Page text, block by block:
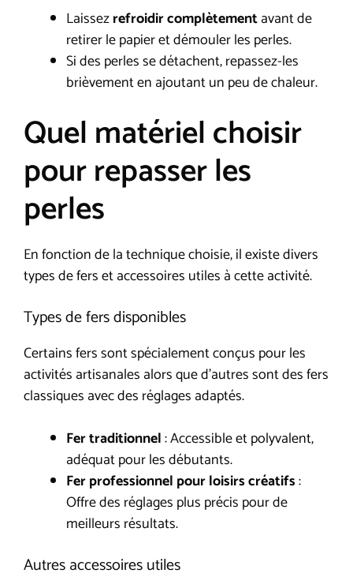
Laissezrefroidir complètementavant de
retirer le papier et démouler les perles.
Si des perles se détachent, repassez-les
brièvement en ajoutant un peu de chaleur.
Quel matériel choisir
pour repasser les
perles
En fonction de la technique choisie, il existe divers
types de fers et accessoires utiles à cette activité.
Types de fers disponibles
Certains fers sont spécialement conçus pour les
activités artisanales alors que d’autres sont des fers
classiques avec des réglages adaptés.
Fer traditionnel: Accessible et polyvalent,
adéquat pour les débutants.
Fer professionnel pour loisirs créatifs:
Offre des réglages plus précis pour de
meilleurs résultats.
Autres accessoires utiles